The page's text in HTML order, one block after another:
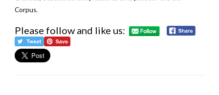
Corpus.
Please follow and like us: